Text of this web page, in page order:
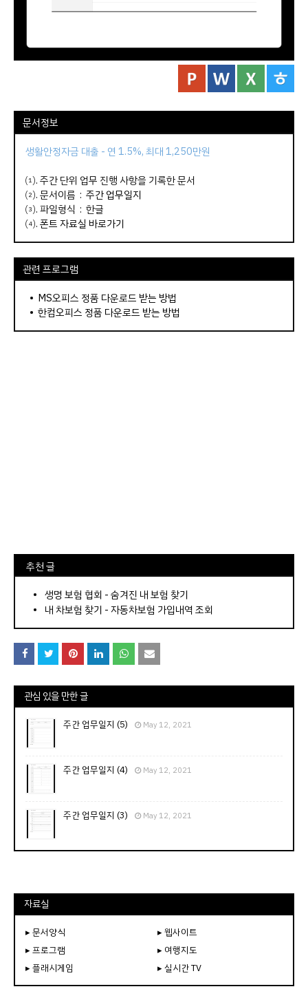
문서정보
생활안정자금 대출 - 연 1.5%, 최대 1,250만원
⑴. 주간 단위 업무 진행 사항을 기록한 문서
⑵. 문서이름 : 주간 업무일지
⑶. 파일형식 : 한글
⑷.폰트 자료실 바로가기
관련 프로그램
• MS오피스 정품 다운로드 받는 방법
• 한컴오피스 정품 다운로드 받는 방법
⠀추천 글
⠀­­­­­­­­؜؜؜؜­­­­­­­­؜؜؜؜• 생명 보험 협회 - 숨겨진 내 보험 찾기
내 차보험 찾기 - 자동차보험 가입내역 조회
관심 있을 만한 글
주간 업무일지 (5) May 12, 2021
주간 업무일지 (4) May 12, 2021
주간 업무일지 (3) May 12, 2021
자료실
▸ 문서양식
▸ 웹사이트
▸ 프로그램
▸ 여행지도
▸ 플래시게임
▸ 실시간 TV